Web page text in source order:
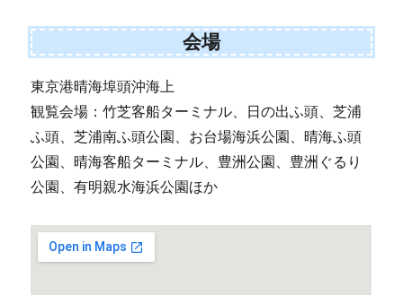
会場
東京港晴海埠頭沖海上
観覧会場：竹芝客船ターミナル、日の出ふ頭、芝浦
ふ頭、芝浦南ふ頭公園、お台場海浜公園、晴海ふ頭
公園、晴海客船ターミナル、豊洲公園、豊洲ぐるり
公園、有明親水海浜公園ほか